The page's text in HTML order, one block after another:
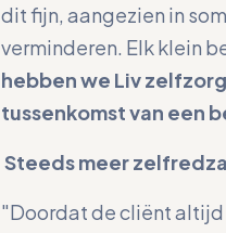
dit fijn, aangezien in
verminderen. Elk klein
hebben we Liv
tussenkomst van een
Steeds meer
"Doordat de cliënt